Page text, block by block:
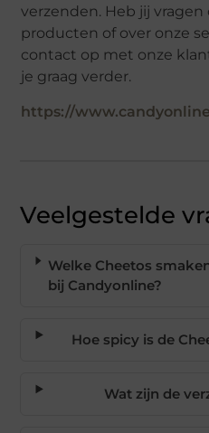
verzenden. Heb jij vragen
producten of over onze
contact op met onze
je graag verder.
https://
Veelgestelde
Welke Cheetos
bij Candyonline?
Hoe spicy is de
Wat zijn de